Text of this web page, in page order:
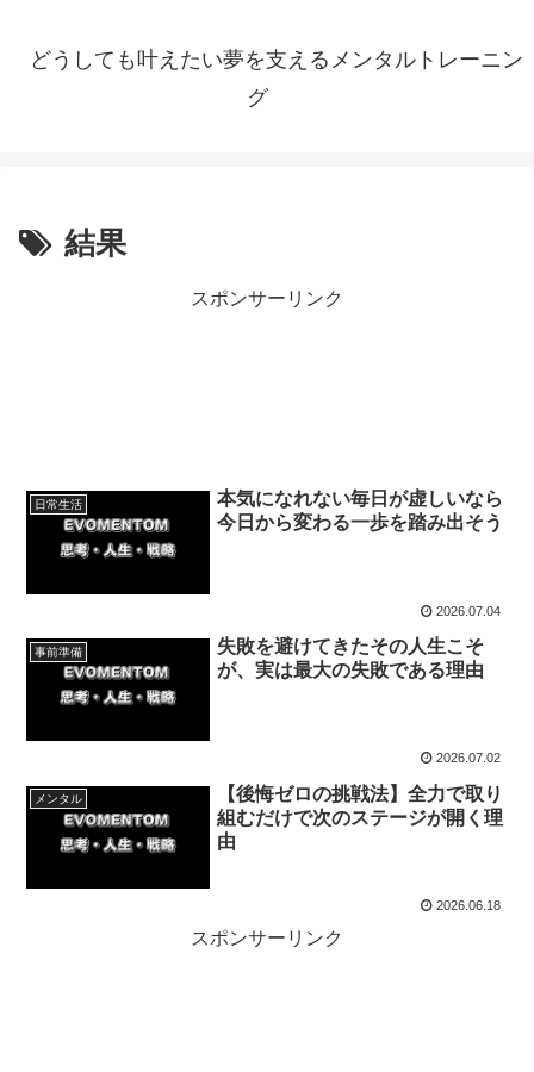
どうしても叶えたい夢を支えるメンタルトレーニン
グ
結果
スポンサーリンク
日常生活
本気になれない毎日が虚しいなら
今日から変わる一歩を踏み出そう
2026.07.04
事前準備
失敗を避けてきたその人生こそ
が、実は最大の失敗である理由
2026.07.02
メンタル
【後悔ゼロの挑戦法】全力で取り
組むだけで次のステージが開く理
由
2026.06.18
スポンサーリンク